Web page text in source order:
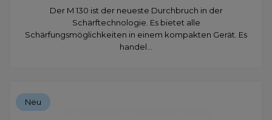
Der M 130 ist der neueste Durchbruch in der
Schärftechnologie. Es bietet alle
Schärfungsmöglichkeiten in einem kompakten Gerät. Es
handel...
Neu